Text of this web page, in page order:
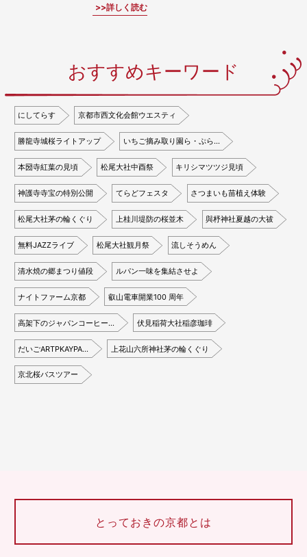
詳しく読む
おすすめキーワード
にしてらす 京都市西文化会館ウエスティ
勝龍寺城桜ライトアップ いちご摘み取り園ら・ぷら…
本圀寺紅葉の見頃 松尾大社中酉祭 キリシマツツジ見頃
神護寺寺宝の特別公開 てらどフェスタ さつまいも苗植え体験
松尾大社茅の輪くぐり 上桂川堤防の桜並木 與杼神社夏越の大祓
無料JAZZライブ 松尾大社観月祭 流しそうめん
清水焼の郷まつり値段 ルパン一味を集結させよ
ナイトファーム京都 叡山電車開業100 周年
高架下のジャパンコーヒー… 伏見稲荷大社稲彦珈琲
だいごARTPKAYPA… 上花山六所神社茅の輪くぐり
京北桜バスツアー
とっておきの京都とは